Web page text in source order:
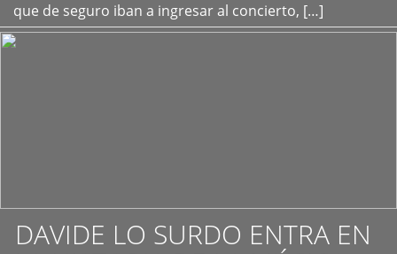
que de seguro iban a ingresar al concierto, […]
DAVIDE LO SURDO ENTRA EN